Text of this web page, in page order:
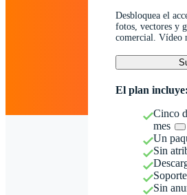
Desbloquea el
fotos, vectores y
comercial. Vídeo
El plan incluye:
Cinco
mes
Un
Sin
Sin